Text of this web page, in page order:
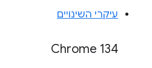
עיקרי השינויים
Chrome 134